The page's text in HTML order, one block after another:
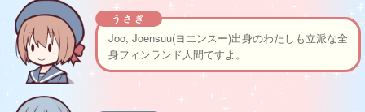
うさぎ
Joo, Joensuu(ヨエンスー)出身のわたしも立派な全
身フィンランド人間ですよ。